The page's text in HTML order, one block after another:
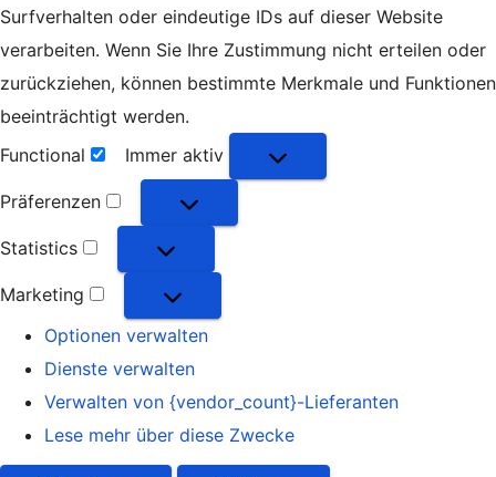
Surfverhalten oder eindeutige IDs auf dieser Website
verarbeiten. Wenn Sie Ihre Zustimmung nicht erteilen oder
zurückziehen, können bestimmte Merkmale und Funktionen
beeinträchtigt werden.
Functional
Functional
Immer aktiv
Präferenzen
Präferenzen
Statistics
Statistics
Marketing
Marketing
Optionen verwalten
Dienste verwalten
Verwalten von {vendor_count}-Lieferanten
Lese mehr über diese Zwecke